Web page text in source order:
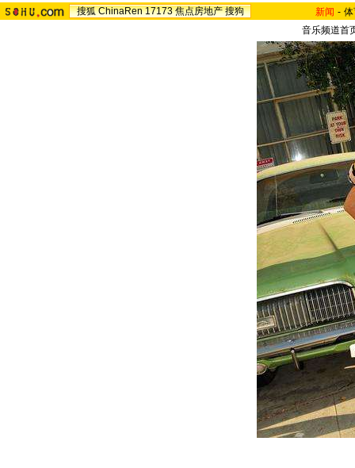
搜狐 ChinaRen 17173 焦点房地产 搜狗 新闻 -
音乐频道首